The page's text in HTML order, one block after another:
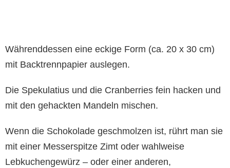
Währenddessen eine eckige Form (ca. 20 x 30 cm)
mit Backtrennpapier auslegen.
Die Spekulatius und die Cranberries fein hacken und
mit den gehackten Mandeln mischen.
Wenn die Schokolade geschmolzen ist, rührt man sie
mit einer Messerspitze Zimt oder wahlweise
Lebkuchengewürz – oder einer anderen,